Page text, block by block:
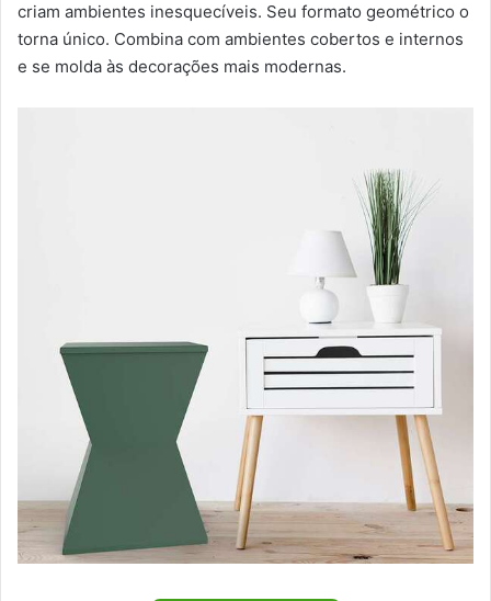
criam ambientes inesquecíveis. Seu formato geométrico o
torna único. Combina com ambientes cobertos e internos
e se molda às decorações mais modernas.